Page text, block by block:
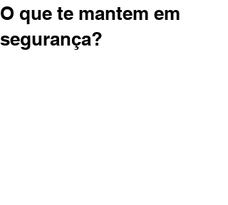
O que te mantem em
segurança?